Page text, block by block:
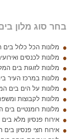
בחר סוג מלון
מלונות הכל כלול
מלונות לכנסים
מלונות לזוגות בים
מלונות במרכז העיר
מלונות על הים בים
מלונות לקבוצות
מלונות רומנטיים בים
אירוח פנסיון מלא
אירוח חצי פנסיון